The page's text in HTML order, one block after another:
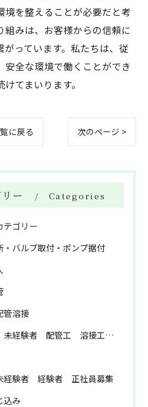
境を整えることが必要だと考
組みは、お客様からの信頼に
っています。私たちは、従
安全な環境で働くことができ
てまいります。
に戻る 次のページ >
ー Categories
テゴリー
・バルブ取付・ポンプ据付
管溶接
験者 配管工 溶接工 正社員募集
験者 経験者 正社員募集
込み